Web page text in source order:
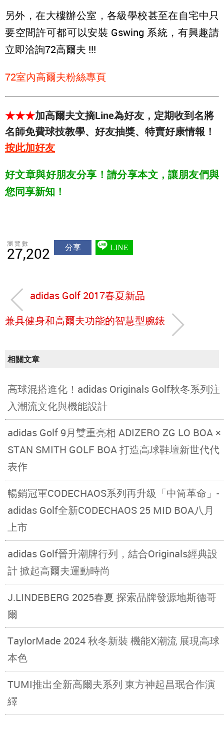
另外，在大樓辦公室，各級學校甚至在自宅中只
要空間許可都可以安裝 Gswing 系統，有興趣請
立即洽詢72高爾夫 !!!
72室內高爾夫粉絲專頁
★★★加高爾夫文摘Line為好友，定期收到名將
名師免費球技教學、好友抽獎、特賣好康情報！
按此加好友
好文章與好朋友分享！請分享本文，讓朋友們與
您同享新知！
瀏覽數
27,202 分享 LINE
adidas Golf 2017春夏新品
兼具健身和高爾夫功能的智慧型腕錶
相關文章
高球混搭進化！adidas Originals Golf秋冬系列注
入潮流文化與機能設計
adidas Golf 9月雙重亮相 ADIZERO ZG LO BOA ×
STAN SMITH GOLF BOA 打造高球鞋壇新世代代
表作
暢銷冠軍CODECHAOS系列再升級「中筒革命」-
adidas Golf全新CODECHAOS 25 MID BOA八月
上市
adidas Golf晉升潮牌行列，結合Originals經典設
計 掀起高爾夫運動時尚
J.LINDEBERG 2025春夏 探索品牌發源地斯德哥
爾
TaylorMade 2024 秋冬新裝 機能X潮流 展現高球
本色
TUMI推出全新高爾夫系列 東方神起昌珉合作演
繹